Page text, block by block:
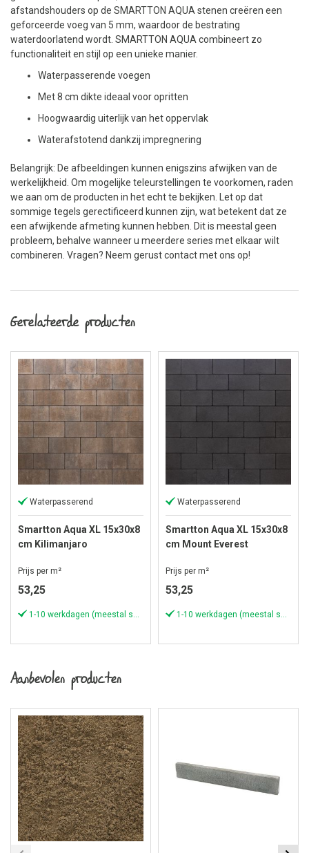
afstandshouders op de SMARTTON AQUA stenen creëren een
geforceerde voeg van 5 mm, waardoor de bestrating
waterdoorlatend wordt. SMARTTON AQUA combineert zo
functionaliteit en stijl op een unieke manier.
Waterpasserende voegen
Met 8 cm dikte ideaal voor opritten
Hoogwaardig uiterlijk van het oppervlak
Waterafstotend dankzij impregnering
Belangrijk: De afbeeldingen kunnen enigszins afwijken van de
werkelijkheid. Om mogelijke teleurstellingen te voorkomen, raden
we aan om de producten in het echt te bekijken. Let op dat
sommige tegels gerectificeerd kunnen zijn, wat betekent dat ze
een afwijkende afmeting kunnen hebben. Dit is meestal geen
probleem, behalve wanneer u meerdere series met elkaar wilt
combineren. Vragen? Neem gerust contact met ons op!
Gerelateerde producten
Waterpasserend
Smartton Aqua XL 15x30x8
cm Kilimanjaro
Prijs per m²
53,25
Waterpasserend
Smartton Aqua XL 15x30x8
cm Mount Everest
Prijs per m²
53,25
Aanbevolen producten